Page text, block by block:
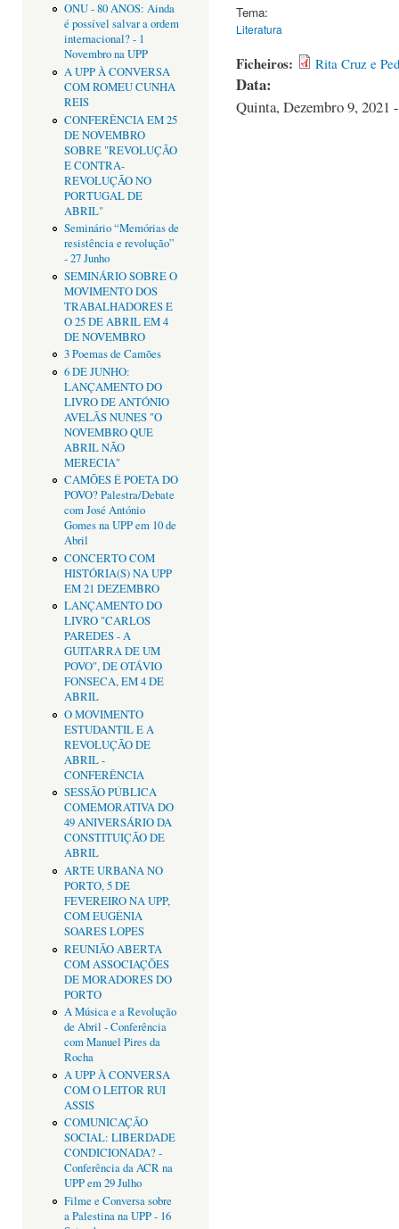
ONU - 80 ANOS: Ainda
é possível salvar a ordem
internacional? - 1
Novembro na UPP
A UPP À CONVERSA
COM ROMEU CUNHA
REIS
CONFERÊNCIA EM 25
DE NOVEMBRO
SOBRE "REVOLUÇÃO
E CONTRA-
REVOLUÇÃO NO
PORTUGAL DE
ABRIL"
Seminário “Memórias de
resistência e revolução”
- 27 Junho
SEMINÁRIO SOBRE O
MOVIMENTO DOS
TRABALHADORES E
O 25 DE ABRIL EM 4
DE NOVEMBRO
3 Poemas de Camões
6 DE JUNHO:
LANÇAMENTO DO
LIVRO DE ANTÓNIO
AVELÃS NUNES "O
NOVEMBRO QUE
ABRIL NÃO
MERECIA"
CAMÕES É POETA DO
POVO? Palestra/Debate
com José António
Gomes na UPP em 10 de
Abril
CONCERTO COM
HISTÓRIA(S) NA UPP
EM 21 DEZEMBRO
LANÇAMENTO DO
LIVRO "CARLOS
PAREDES - A
GUITARRA DE UM
POVO", DE OTÁVIO
FONSECA, EM 4 DE
ABRIL
O MOVIMENTO
ESTUDANTIL E A
REVOLUÇÃO DE
ABRIL -
CONFERÊNCIA
SESSÃO PÚBLICA
COMEMORATIVA DO
49 ANIVERSÁRIO DA
CONSTITUIÇÃO DE
ABRIL
ARTE URBANA NO
PORTO, 5 DE
FEVEREIRO NA UPP,
COM EUGÉNIA
SOARES LOPES
REUNIÃO ABERTA
COM ASSOCIAÇÕES
DE MORADORES DO
PORTO
A Música e a Revolução
de Abril - Conferência
com Manuel Pires da
Rocha
A UPP À CONVERSA
COM O LEITOR RUI
ASSIS
COMUNICAÇÃO
SOCIAL: LIBERDADE
CONDICIONADA? -
Conferência da ACR na
UPP em 29 Julho
Filme e Conversa sobre
a Palestina na UPP - 16
Tema:
Literatura
Ficheiros: Rita Cruz e
Data:
Quinta, Dezembro 9, 2021